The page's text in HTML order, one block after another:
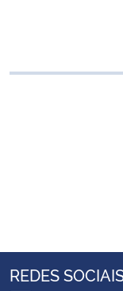
REDES